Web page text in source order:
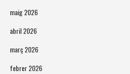
maig 2026
abril 2026
març 2026
febrer 2026